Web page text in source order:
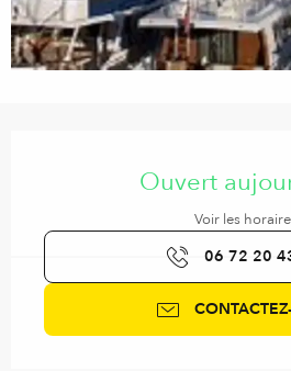
Ouvert
Voir les
06 72 20